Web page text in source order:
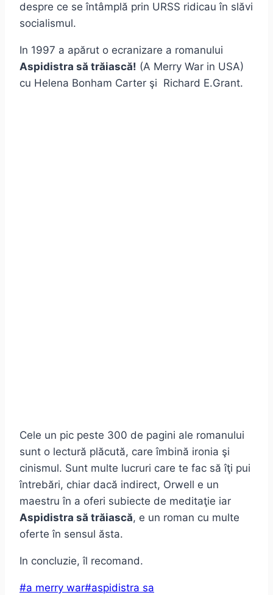
despre ce se întâmplă prin URSS ridicau în slăvi
socialismul.
In 1997 a apărut o ecranizare a romanului
Aspidistra să trăiască! (A Merry War in USA)
cu Helena Bonham Carter şi Richard E.Grant.
Cele un pic peste 300 de pagini ale romanului
sunt o lectură plăcută, care îmbină ironia şi
cinismul. Sunt multe lucruri care te fac să îţi pui
întrebări, chiar dacă indirect, Orwell e un
maestru în a oferi subiecte de meditaţie iar
Aspidistra să trăiască, e un roman cu multe
oferte în sensul ăsta.
In concluzie, îl recomand.
Post
#a merry war#aspidistra sa